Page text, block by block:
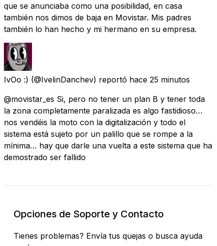
que se anunciaba como una posibilidad, en casa
también nos dimos de baja en Movistar. Mis padres
también lo han hecho y mi hermano en su empresa.
IvOo :) (@IvelinDanchev) reportó hace 25 minutos
@movistar_es Si, pero no tener un plan B y tener toda
la zona completamente paralizada es algo fastidioso…
nos vendéis la moto con la digitalización y todo el
sistema está sujeto por un palillo que se rompe a la
mínima… hay que darle una vuelta a este sistema que ha
demostrado ser fallido
Opciones de Soporte y Contacto
Tienes problemas? Envía tus quejas o busca ayuda